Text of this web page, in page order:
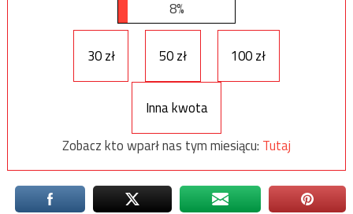
8%
30 zł 50 zł 100 zł
Inna kwota
Zobacz kto wparł nas tym miesiącu: Tutaj